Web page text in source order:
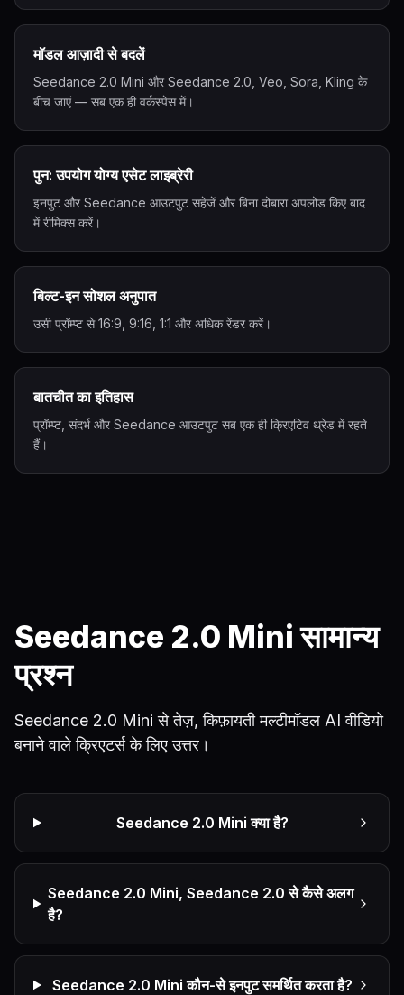
मॉडल आज़ादी से बदलें
Seedance 2.0 Mini और Seedance 2.0, Veo, Sora, Kling के
बीच जाएं — सब एक ही वर्कस्पेस में।
पुन: उपयोग योग्य एसेट लाइब्रेरी
इनपुट और Seedance आउटपुट सहेजें और बिना दोबारा अपलोड किए बाद
में रीमिक्स करें।
बिल्ट-इन सोशल अनुपात
उसी प्रॉम्प्ट से 16:9, 9:16, 1:1 और अधिक रेंडर करें।
बातचीत का इतिहास
प्रॉम्प्ट, संदर्भ और Seedance आउटपुट सब एक ही क्रिएटिव थ्रेड में रहते
हैं।
Seedance 2.0 Mini सामान्य
प्रश्न
Seedance 2.0 Mini से तेज़, किफ़ायती मल्टीमॉडल AI वीडियो
बनाने वाले क्रिएटर्स के लिए उत्तर।
Seedance 2.0 Mini क्या है?
Seedance 2.0 Mini, Seedance 2.0 से कैसे अलग
है?
Seedance 2.0 Mini कौन-से इनपुट समर्थित करता है?